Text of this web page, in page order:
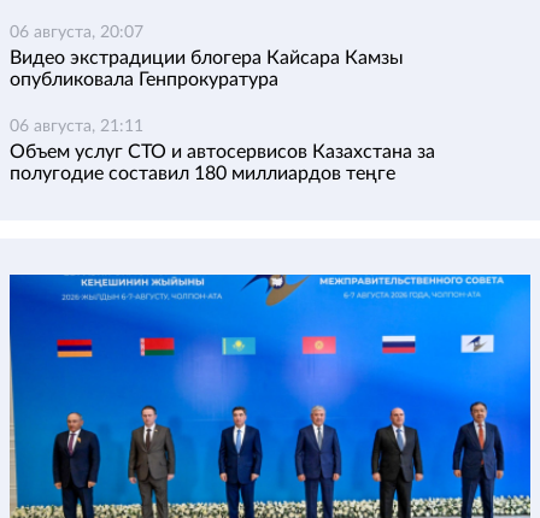
06 августа, 20:07
Видео экстрадиции блогера Кайсара Камзы
опубликовала Генпрокуратура
06 августа, 21:11
Объем услуг СТО и автосервисов Казахстана за
полугодие составил 180 миллиардов теңге